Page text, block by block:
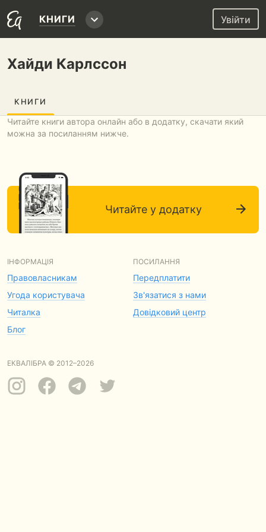
КНИГИ Увійти
Хайди Карлссон
КНИГИ
Читайте книги автора онлайн або в додатку, скачати який
можна за посиланням нижче.
Читайте у додатку
ІНФОРМАЦІЯ
Правовласникам
Угода користувача
Читалка
Блог
ПОСИЛАННЯ
Передплатити
Зв'язатися з нами
Довідковий центр
ЕКВАЛІБРА © 2012–2026